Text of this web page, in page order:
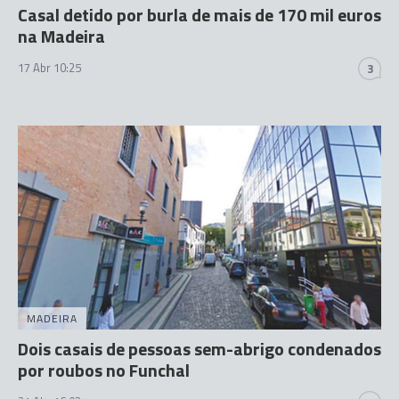
Casal detido por burla de mais de 170 mil euros
na Madeira
17 Abr 10:25 3
MADEIRA
Dois casais de pessoas sem-abrigo condenados
por roubos no Funchal